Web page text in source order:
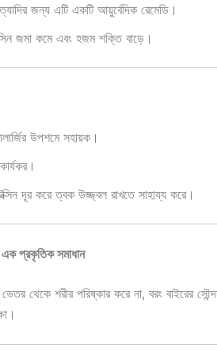
জন্য এটি একটি আয়ুর্বেদিক রেমেডি।
জমা কমে এবং হজম শক্তি বাড়ে।
উপশমে সহায়ক।
দূর করে ত্বক উজ্জ্বল রাখতে সাহায্য করে।
প্রকৃতিক সমাধান
থেকে শরীর পরিষ্কার করে না, বরং বাইরের